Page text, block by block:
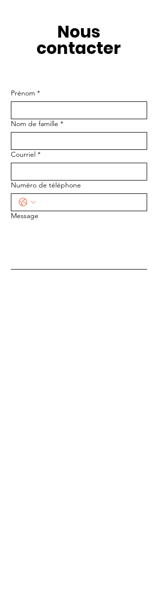
Nous
contacter
Prénom *
Nom de famille *
Courriel *
Numéro de téléphone
Message